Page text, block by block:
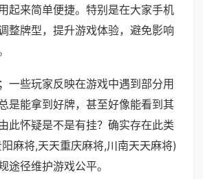
起来简单便捷。特别是在大家手机
整牌型，提升游戏体验，避免影响
一些玩家反映在游戏中遇到部分用
是能拿到好牌，甚至好像能看到其
此怀疑是不是有挂？确实存在此类
麻将,天天重庆麻将,川南天天麻将)
途径维护游戏公平。